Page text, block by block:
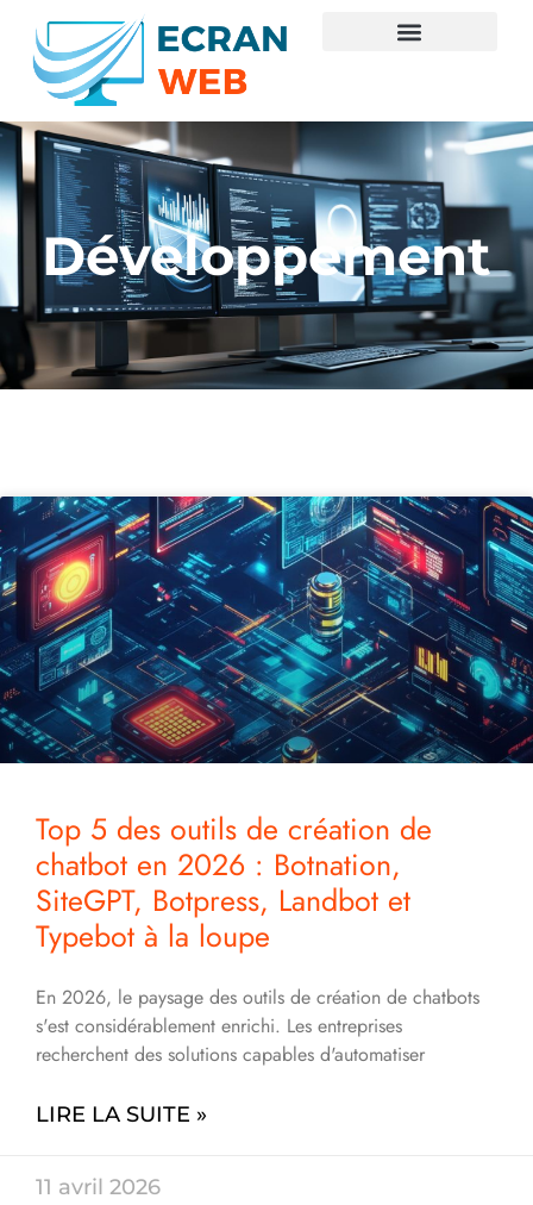
Développement
Top 5 des outils de création de
chatbot en 2026 : Botnation,
SiteGPT, Botpress, Landbot et
Typebot à la loupe
En 2026, le paysage des outils de création de chatbots
s'est considérablement enrichi. Les entreprises
recherchent des solutions capables d'automatiser
LIRE LA SUITE »
11 avril 2026